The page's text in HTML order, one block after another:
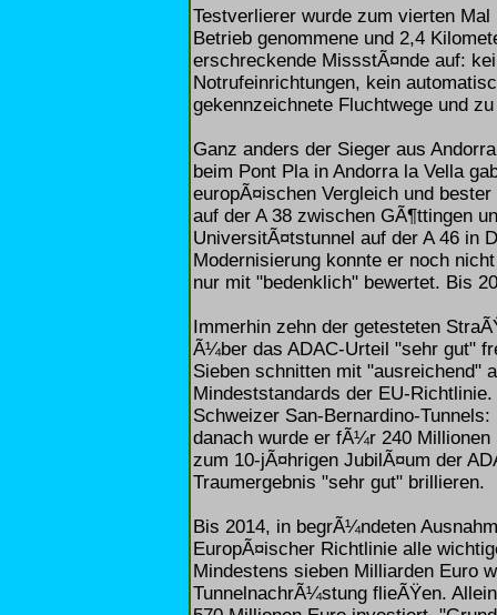
Testverlierer wurde zum vierten
Betrieb genommene und 2,4
erschreckende MissstÃ¤nde auf:
Notrufeinrichtungen, kein
gekennzeichnete Fluchtwege und
Ganz anders der Sieger aus
beim Pont Pla in Andorra la Vella
europÃ¤ischen Vergleich und
auf der A 38 zwischen GÃ¶ttingen
UniversitÃ¤tstunnel auf der A 46 in
Modernisierung konnte er noch
nur mit "bedenklich" bewertet. Bis
Immerhin zehn der getesteten
Ã¼ber das ADAC-Urteil "sehr gut"
Sieben schnitten mit "ausreichend"
Mindeststandards der EU-
Schweizer San-Bernardino-
danach wurde er fÃ¼r 240
zum 10-jÃ¤hrigen JubilÃ¤um der
Traumergebnis "sehr gut" brillieren.
Bis 2014, in begrÃ¼ndeten
EuropÃ¤ischer Richtlinie alle
Mindestens sieben Milliarden Euro
TunnelnachrÃ¼stung flieÃŸen.